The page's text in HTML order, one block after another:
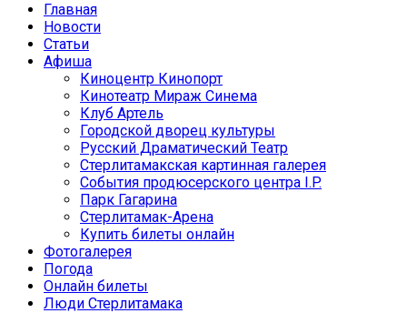
Главная
Новости
Статьи
Афиша
Киноцентр Кинопорт
Кинотеатр Мираж Синема
Клуб Артель
Городской дворец культуры
Русский Драматический Театр
Стерлитамакская картинная галерея
События продюсерского центра I.P.
Парк Гагарина
Стерлитамак-Арена
Купить билеты онлайн
Фотогалерея
Погода
Онлайн билеты
Люди Стерлитамака